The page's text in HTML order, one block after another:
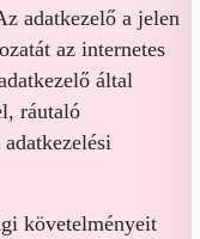
adatkezelő a jelen
az internetes
által
ráutaló
követelményeit